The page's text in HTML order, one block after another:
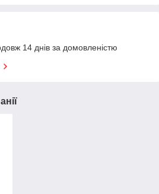
14 днів за домовленістю